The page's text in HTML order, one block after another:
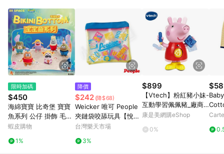
限時加碼
$450
海綿寶寶 比奇堡 寶寶
魚系列 公仔 掛飾 毛絨
掛件 公仔 限量 玩具 擺
蝦皮購物
1%
降價
$242 (降$68)
Weicker 唯可 People
夾鏈袋咬舔玩具【悅兒
園婦幼生活館】
台灣樂天市場
3%
$899
【Vtech】粉紅豬小妹-
互動學習佩佩豬_廠商
直送
康是美網購eShop
0%